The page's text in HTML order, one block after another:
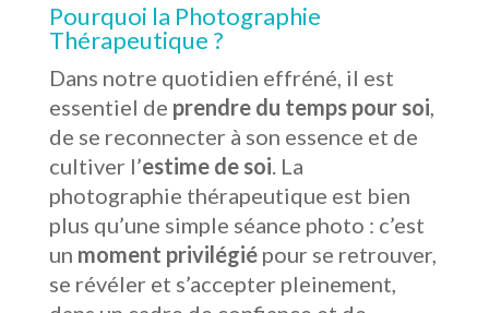
Pourquoi la Photographie
Thérapeutique ?
Dans notre quotidien effréné, il est
essentiel de prendre du temps pour soi,
de se reconnecter à son essence et de
cultiver l’estime de soi. La
photographie thérapeutique est bien
plus qu’une simple séance photo : c’est
un moment privilégiépour se retrouver,
se révéler et s’accepter pleinement,